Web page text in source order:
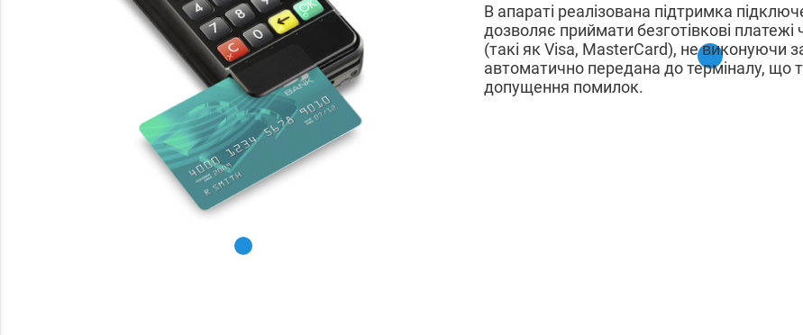
В апараті реалізована підтримка
дозволяє приймати безготівкові платежі
(такі як Visa, MasterCard), не виконуючи
автоматично передана до терміналу, що
допущення помилок.